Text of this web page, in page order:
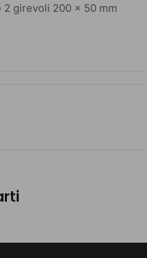
2 girevoli 200 x 50 mm